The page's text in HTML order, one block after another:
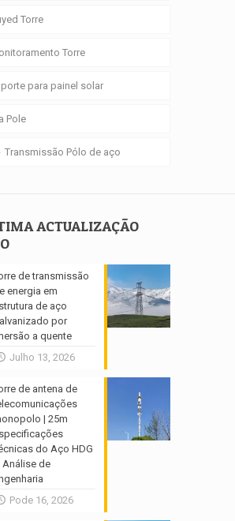
Torre
Torre
para painel solar
Pole
Transmissão Pólo de aço
ACTUALIZAÇÃO
de transmissão
energia em
de aço
por
a quente
Julho 13, 2026
de antena de
| 25m
do Aço HDG
Análise de
Pode 16, 2026